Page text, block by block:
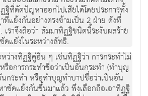
ฐิที่ตัดปัญหาออกไปเสียได้โดยประการทั้ง
แย้งกันอย่างตรงข้ามเป็น 2 ฝ่าย ดังที่
เราจึงถือว่า สัมมาทิฏฐิชนิดนี้ระงับผลร้าย
ดแยังในระหว่างลัทธิ.
ว่างทิฏฐิคู่อื่น ๆ เช่นทิฏฐิว่า การกระทำไม่
รือการกระทำชื่อว่าเป็นอันกระทำ (ทำบุญ
กระทำ หรือทำบุญทำบาปชื่อว่าเป็นอัน
ขัดแย้งกันขึ้นมาแล้ว พึงเลือกถือเอาทิฏฐิ